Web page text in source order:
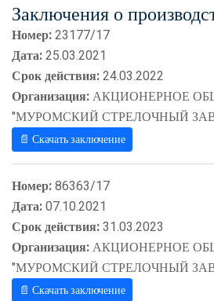
Заключения о
Номер:23177/17
Дата:25.03.2021
Срок действия:24.03.2022
Организация:АКЦИОНЕРНОЕ
"МУРОМСКИЙ СТРЕЛОЧНЫЙ
📄 Скачать заключение
Номер:86363/17
Дата:07.10.2021
Срок действия:31.03.2023
Организация:АКЦИОНЕРНОЕ
"МУРОМСКИЙ СТРЕЛОЧНЫЙ
📄 Скачать заключение